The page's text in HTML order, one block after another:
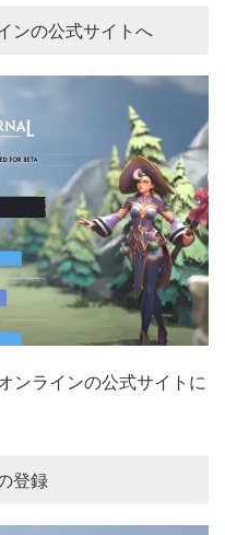
ンの公式サイトへ
ンラインの公式サイトに
登録